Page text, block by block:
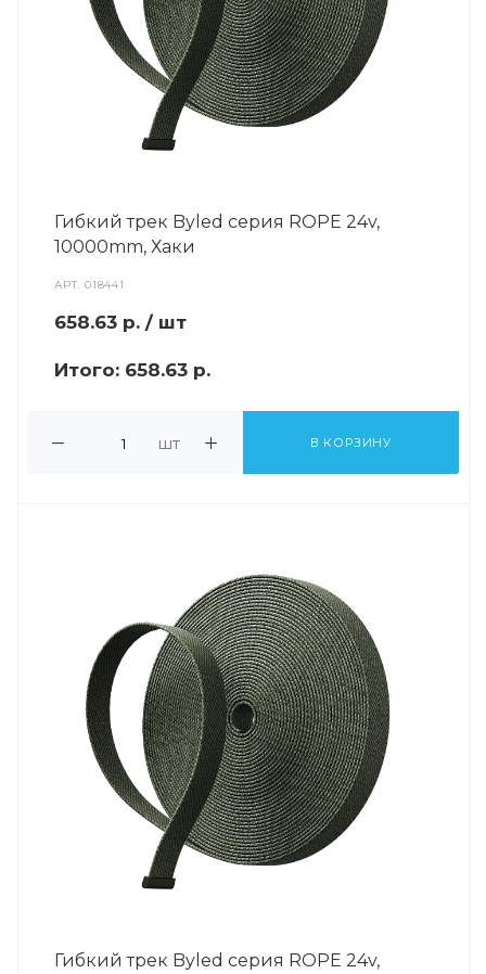
Гибкий трек Byled серия ROPE 24v,
10000mm, Хаки
АРТ.018441
658.63 р. / шт
Итого: 658.63 р.
шт В КОРЗИНУ
Гибкий трек Byled серия ROPE 24v,